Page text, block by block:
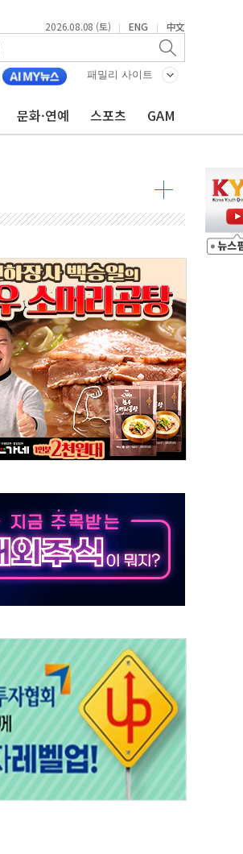
2026.08.08 (토) | ENG | 中文
패밀리 사이트
문화·연예 스포츠 GAM
스크·웬디스↓